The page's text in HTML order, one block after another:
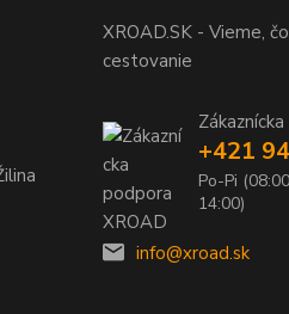
XROAD.SK - Vieme,
cestovanie
+421
Po-Pi
14:00)
info@xroad.sk